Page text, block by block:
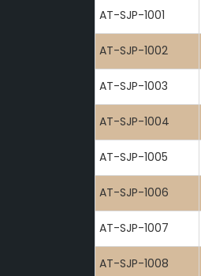
AT-SJP-1001
AT-SJP-1002
AT-SJP-1003
AT-SJP-1004
AT-SJP-1005
AT-SJP-1006
AT-SJP-1007
AT-SJP-1008